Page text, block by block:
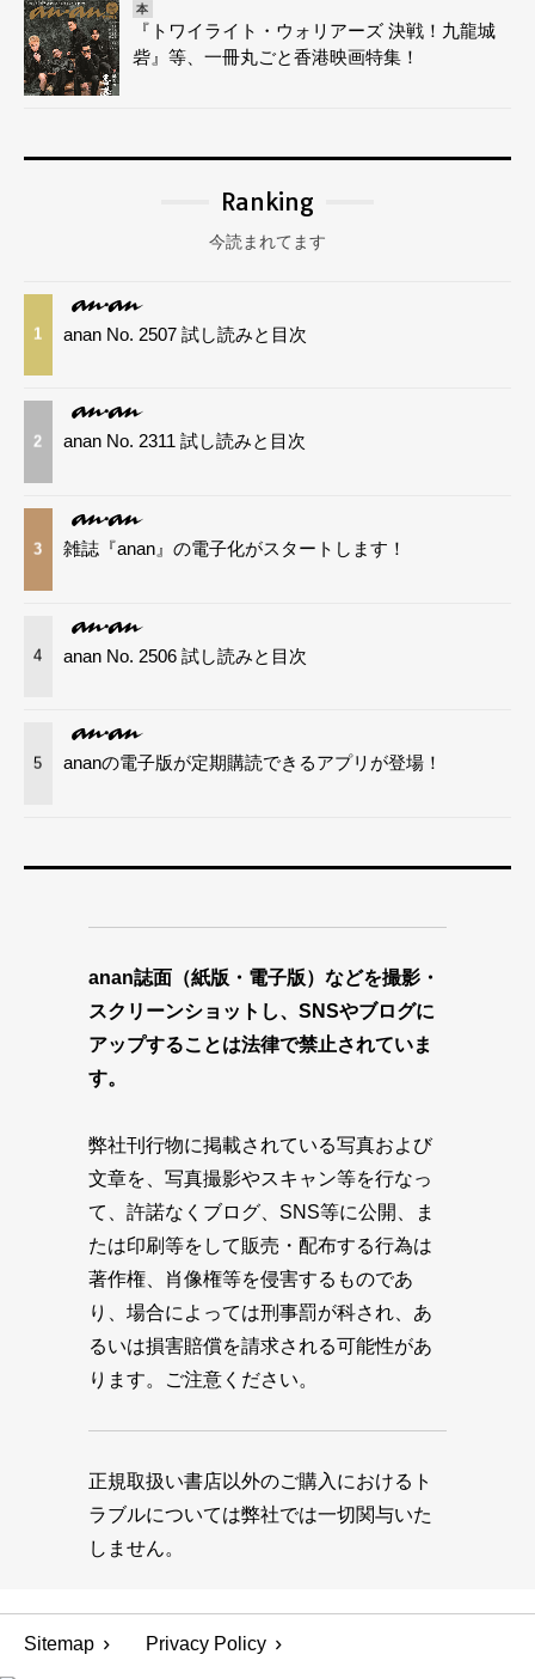
本
『トワイライト・ウォリアーズ 決戦！九龍城
砦』等、一冊丸ごと香港映画特集！
Ranking
今読まれてます
1 anan No. 2507 試し読みと目次
2 anan No. 2311 試し読みと目次
3 雑誌『anan』の電子化がスタートします！
4 anan No. 2506 試し読みと目次
5 ananの電子版が定期購読できるアプリが登場！
anan誌面（紙版・電子版）などを撮影・
スクリーンショットし、SNSやブログに
アップすることは法律で禁止されていま
す。
弊社刊行物に掲載されている写真および
文章を、写真撮影やスキャン等を行なっ
て、許諾なくブログ、SNS等に公開、ま
たは印刷等をして販売・配布する行為は
著作権、肖像権等を侵害するものであ
り、場合によっては刑事罰が科され、あ
るいは損害賠償を請求される可能性があ
ります。ご注意ください。
正規取扱い書店以外のご購入におけるト
ラブルについては弊社では一切関与いた
しません。
Sitemap Privacy Policy